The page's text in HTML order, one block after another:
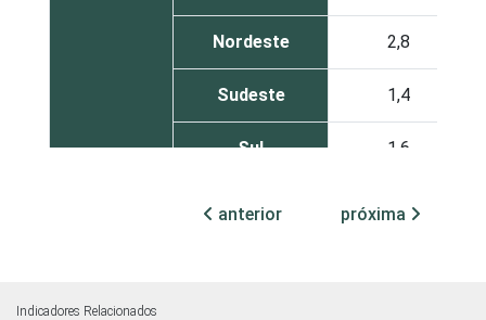
Nordeste 2,8
Sudeste 1,4
Sul 1,6
ATUAÇÃO -
anterior próxima
Indicadores Relacionados